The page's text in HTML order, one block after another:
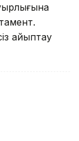
айыптау